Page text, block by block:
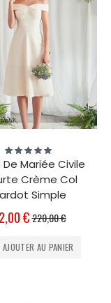
Évaluation:
100%
De Mariée Civile
Crème Col
Simple
€220,00 €
AJOUTER AU PANIER